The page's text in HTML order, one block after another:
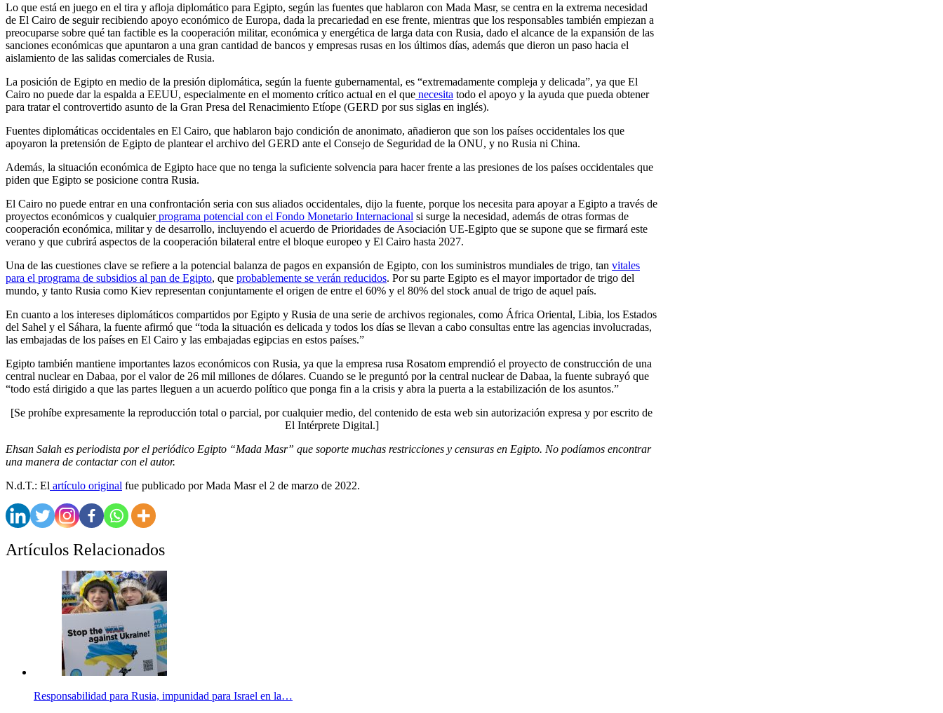
Lo que está en juego en el tira y afloja diplomático para Egipto, según las fuentes que hablaron con Mada Masr, se centra en la extrema necesidad
de El Cairo de seguir recibiendo apoyo económico de Europa, dada la precariedad en ese frente, mientras que los responsables también empiezan a
preocuparse sobre qué tan factible es la cooperación militar, económica y energética de larga data con Rusia, dado el alcance de la expansión de las
sanciones económicas que apuntaron a una gran cantidad de bancos y empresas rusas en los últimos días, además que dieron un paso hacia el
aislamiento de las salidas comerciales de Rusia.
La posición de Egipto en medio de la presión diplomática, según la fuente gubernamental, es “extremadamente compleja y delicada”, ya que El
Cairo no puede dar la espalda a EEUU, especialmente en el momento crítico actual en el que necesita todo el apoyo y la ayuda que pueda obtener
para tratar el controvertido asunto de la Gran Presa del Renacimiento Etíope (GERD por sus siglas en inglés).
Fuentes diplomáticas occidentales en El Cairo, que hablaron bajo condición de anonimato, añadieron que son los países occidentales los que
apoyaron la pretensión de Egipto de plantear el archivo del GERD ante el Consejo de Seguridad de la ONU, y no Rusia ni China.
Además, la situación económica de Egipto hace que no tenga la suficiente solvencia para hacer frente a las presiones de los países occidentales que
piden que Egipto se posicione contra Rusia.
El Cairo no puede entrar en una confrontación seria con sus aliados occidentales, dijo la fuente, porque los necesita para apoyar a Egipto a través de
proyectos económicos y cualquierprograma potencial con el Fondo Monetario Internacional si surge la necesidad, además de otras formas de
cooperación económica, militar y de desarrollo, incluyendo el acuerdo de Prioridades de Asociación UE-Egipto que se supone que se firmará este
verano y que cubrirá aspectos de la cooperación bilateral entre el bloque europeo y El Cairo hasta 2027.
Una de las cuestiones clave se refiere a la potencial balanza de pagos en expansión de Egipto, con los suministros mundiales de trigo, tan vitales
para el programa de subsidios al pan de Egipto, que probablemente se verán reducidos. Por su parte Egipto es el mayor importador de trigo del
mundo, y tanto Rusia como Kiev representan conjuntamente el origen de entre el 60% y el 80% del stock anual de trigo de aquel país.
En cuanto a los intereses diplomáticos compartidos por Egipto y Rusia de una serie de archivos regionales, como África Oriental, Libia, los Estados
del Sahel y el Sáhara, la fuente afirmó que “toda la situación es delicada y todos los días se llevan a cabo consultas entre las agencias involucradas,
las embajadas de los países en El Cairo y las embajadas egipcias en estos países.”
Egipto también mantiene importantes lazos económicos con Rusia, ya que la empresa rusa Rosatom emprendió el proyecto de construcción de una
central nuclear en Dabaa, por el valor de 26 mil millones de dólares. Cuando se le preguntó por la central nuclear de Dabaa, la fuente subrayó que
“todo está dirigido a que las partes lleguen a un acuerdo político que ponga fin a la crisis y abra la puerta a la estabilización de los asuntos.”
[Se prohíbe expresamente la reproducción total o parcial, por cualquier medio, del contenido de esta web sin autorización expresa y por escrito de
El Intérprete Digital.]
Ehsan Salah es periodista por el periódico Egipto “Mada Masr” que soporte muchas restricciones y censuras en Egipto. No podíamos encontrar
una manera de contactar con el autor.
N.d.T.: El artículo original fue publicado por Mada Masr el 2 de marzo de 2022.
Artículos Relacionados
Responsabilidad para Rusia, impunidad para Israel en la…